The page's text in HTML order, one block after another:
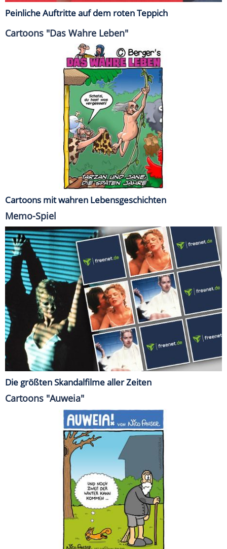
Peinliche Auftritte auf dem roten Teppich
Cartoons "Das Wahre Leben"
Cartoons mit wahren Lebensgeschichten
Memo-Spiel
Die größten Skandalfilme aller Zeiten
Cartoons "Auweia"